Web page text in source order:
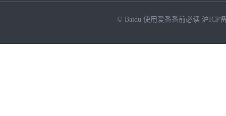
© Baidu 使用爱番番前必读 沪ICP